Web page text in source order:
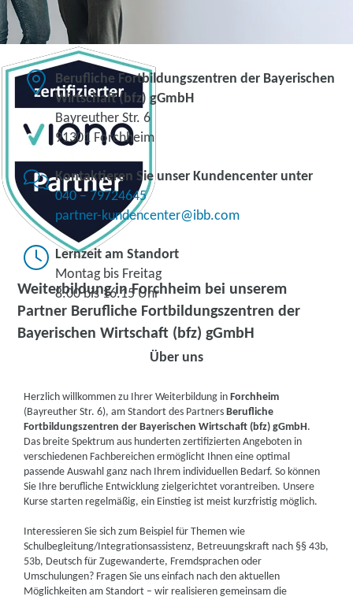
Weiterbildung in Forchheim bei unserem
Partner Berufliche Fortbildungszentren der
Bayerischen Wirtschaft (bfz) gGmbH
Berufliche Fortbildungszentren der Bayerischen
Wirtschaft (bfz) gGmbH
Bayreuther Str. 6
91301 Forchheim
Kontaktieren Sie unser Kundencenter unter
040 – 79724645
partner-kundencenter@ibb.com
Lernzeit am Standort
Montag bis Freitag
8.00 bis 16.15 Uhr
Über uns
Herzlich willkommen zu Ihrer Weiterbildung inForchheim
(Bayreuther Str. 6), am Standort des PartnersBerufliche
Fortbildungszentren der Bayerischen Wirtschaft (bfz) gGmbH.
Das breite Spektrum aus hunderten zertifizierten Angeboten in
verschiedenen Fachbereichen ermöglicht Ihnen eine optimal
passende Auswahl ganz nach Ihrem individuellen Bedarf. So können
Sie Ihre berufliche Entwicklung zielgerichtet vorantreiben. Unsere
Kurse starten regelmäßig, ein Einstieg ist meist kurzfristig möglich.
Interessieren Sie sich zum Beispiel für Themen wie
Schulbegleitung/Integrationsassistenz, Betreuungskraft nach §§ 43b,
53b, Deutsch für Zugewanderte, Fremdsprachen oder
Umschulungen? Fragen Sie uns einfach nach den aktuellen
Möglichkeiten am Standort – wir realisieren gemeinsam die